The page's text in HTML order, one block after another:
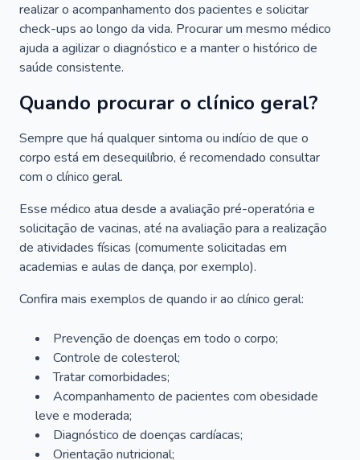
realizar o acompanhamento dos pacientes e solicitar
check-ups ao longo da vida. Procurar um mesmo médico
ajuda a agilizar o diagnóstico e a manter o histórico de
saúde consistente.
Quando procurar o clínico geral?
Sempre que há qualquer sintoma ou indício de que o
corpo está em desequilíbrio, é recomendado consultar
com o clínico geral.
Esse médico atua desde a avaliação pré-operatória e
solicitação de vacinas, até na avaliação para a realização
de atividades físicas (comumente solicitadas em
academias e aulas de dança, por exemplo).
Confira mais exemplos de quando ir ao clínico geral:
Prevenção de doenças em todo o corpo;
Controle de colesterol;
Tratar comorbidades;
Acompanhamento de pacientes com obesidade
leve e moderada;
Diagnóstico de doenças cardíacas;
Orientação nutricional;